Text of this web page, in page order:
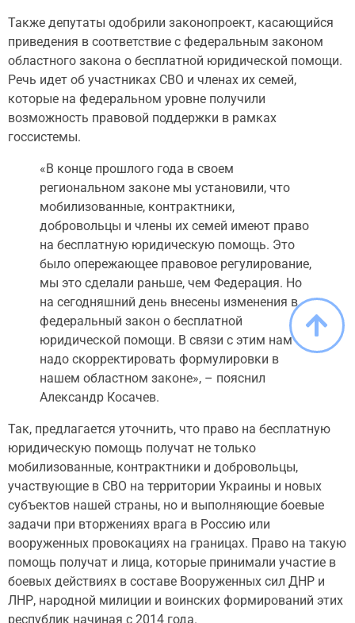
Также депутаты одобрили законопроект, касающийся
приведения в соответствие с федеральным законом
областного закона о бесплатной юридической помощи.
Речь идет об участниках СВО и членах их семей,
которые на федеральном уровне получили
возможность правовой поддержки в рамках
госсистемы.
«В конце прошлого года в своем
региональном законе мы установили, что
мобилизованные, контрактники,
добровольцы и члены их семей имеют право
на бесплатную юридическую помощь. Это
было опережающее правовое регулирование,
мы это сделали раньше, чем Федерация. Но
на сегодняшний день внесены изменения в
федеральный закон о бесплатной
юридической помощи. В связи с этим нам
надо скорректировать формулировки в
нашем областном законе», – пояснил
Александр Косачев.
Так, предлагается уточнить, что право на бесплатную
юридическую помощь получат не только
мобилизованные, контрактники и добровольцы,
участвующие в СВО на территории Украины и новых
субъектов нашей страны, но и выполняющие боевые
задачи при вторжениях врага в Россию или
вооруженных провокациях на границах. Право на такую
помощь получат и лица, которые принимали участие в
боевых действиях в составе Вооруженных сил ДНР и
ЛНР, народной милиции и воинских формирований этих
республик начиная с 2014 года.